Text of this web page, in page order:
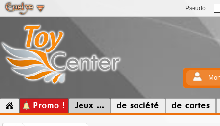
Pseudo :
Promo ! Jeux ... de société de cartes